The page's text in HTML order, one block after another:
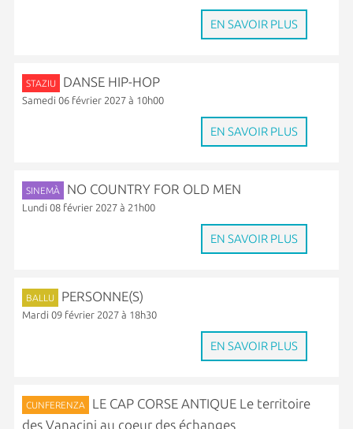
EN SAVOIR PLUS
STAZIU DANSE HIP-HOP
Samedi 06 février 2027 à 10h00
EN SAVOIR PLUS
SINEMÀ NO COUNTRY FOR OLD MEN
Lundi 08 février 2027 à 21h00
EN SAVOIR PLUS
BALLU PERSONNE(S)
Mardi 09 février 2027 à 18h30
EN SAVOIR PLUS
CUNFERENZA
LE CAP CORSE ANTIQUE Le territoire
des Vanacini au coeur des échanges